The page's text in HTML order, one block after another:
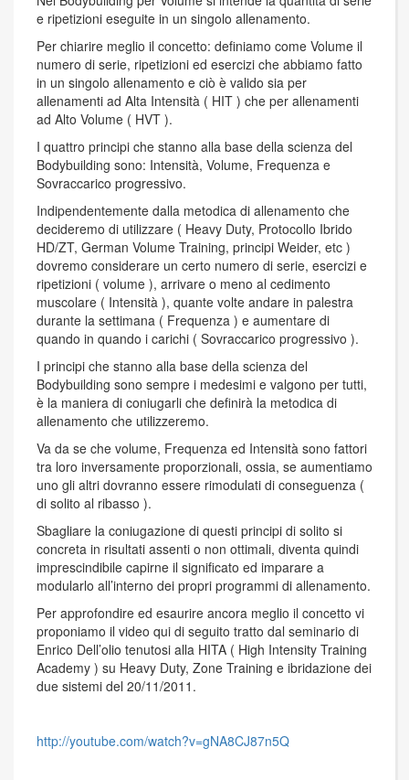
e ripetizioni eseguite in un singolo allenamento.
Per chiarire meglio il concetto: definiamo come Volume il
numero di serie, ripetizioni ed esercizi che abbiamo fatto
in un singolo allenamento e ciò è valido sia per
allenamenti ad Alta Intensità ( HIT ) che per allenamenti
ad Alto Volume ( HVT ).
I quattro principi che stanno alla base della scienza del
Bodybuilding sono: Intensità, Volume, Frequenza e
Sovraccarico progressivo.
Indipendentemente dalla metodica di allenamento che
decideremo di utilizzare ( Heavy Duty, Protocollo Ibrido
HD/ZT, German Volume Training, principi Weider, etc )
dovremo considerare un certo numero di serie, esercizi e
ripetizioni ( volume ), arrivare o meno al cedimento
muscolare ( Intensità ), quante volte andare in palestra
durante la settimana ( Frequenza ) e aumentare di
quando in quando i carichi ( Sovraccarico progressivo ).
I principi che stanno alla base della scienza del
Bodybuilding sono sempre i medesimi e valgono per tutti,
è la maniera di coniugarli che definirà la metodica di
allenamento che utilizzeremo.
Va da se che volume, Frequenza ed Intensità sono fattori
tra loro inversamente proporzionali, ossia, se aumentiamo
uno gli altri dovranno essere rimodulati di conseguenza (
di solito al ribasso ).
Sbagliare la coniugazione di questi principi di solito si
concreta in risultati assenti o non ottimali, diventa quindi
imprescindibile capirne il significato ed imparare a
modularlo all’interno dei propri programmi di allenamento.
Per approfondire ed esaurire ancora meglio il concetto vi
proponiamo il video qui di seguito tratto dal seminario di
Enrico Dell’olio tenutosi alla HITA ( High Intensity Training
Academy ) su Heavy Duty, Zone Training e ibridazione dei
due sistemi del 20/11/2011.
http://youtube.com/watch?v=gNA8CJ87n5Q